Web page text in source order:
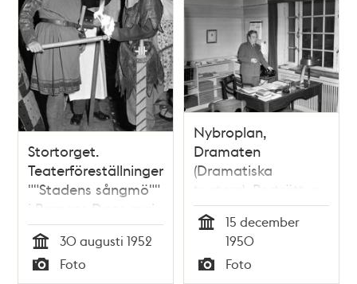
Stortorget.
Teaterföreställningen
""Stadens sångmö""
i Barnens Dags regi.
Sven Andersson och
Roland Johnson,
Korsriddare i
Tid
30 augusti 1952
Foto
Nybroplan,
Dramaten
(Dramatiska
teatern). Porträtt av
avgående
Dramatenchefen
Ragnar Josephson.
(Josephson var chef
15 december
1950
Foto